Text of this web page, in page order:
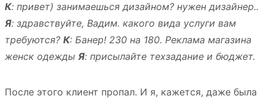
К: привет) занимаешься дизайном? нужен дизайнер..
Я: здравствуйте, Вадим. какого вида услуги вам
требуются? К: Банер! 230 на 180. Реклама магазина
женск одежды Я: присылайте техзадание и бюджет.
После этого клиент пропал. И я, кажется, даже была